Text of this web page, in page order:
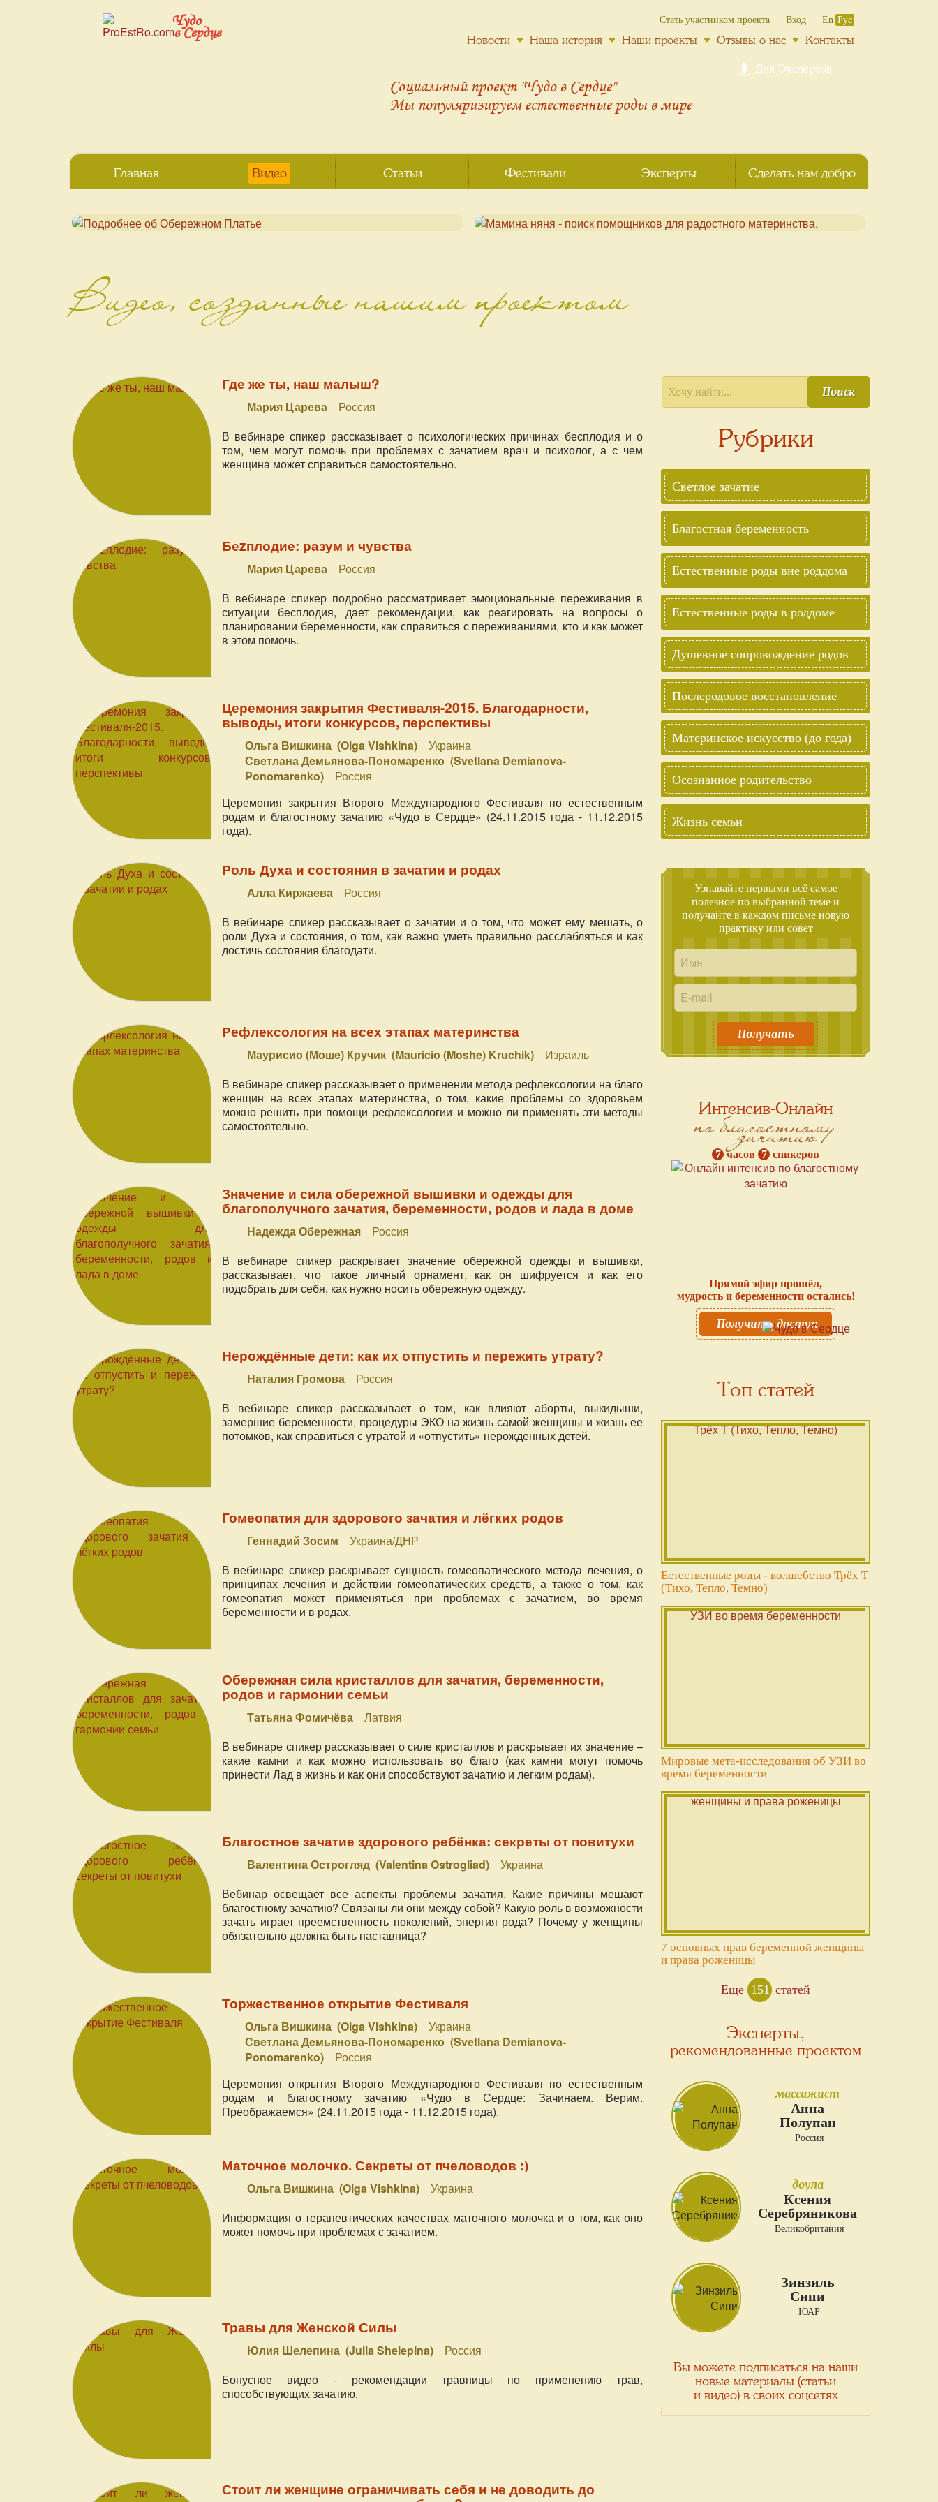
Чудо
в Сердце
Социальный проект "Чудо в Сердце"
Мы популяризируем естественные роды в мире
Видео, созданные нашим проектом
Где же ты, наш малыш?
Мария Царева
Россия
В вебинаре спикер рассказывает о психологических причинах бесплодия и о
том, чем могут помочь при проблемах с зачатием врач и психолог, а с чем
женщина может справиться самостоятельно.
Беzплодие: разум и чувства
Мария Царева
Россия
В вебинаре спикер подробно рассматривает эмоциональные переживания в
ситуации бесплодия, дает рекомендации, как реагировать на вопросы о
планировании беременности, как справиться с переживаниями, кто и как может
в этом помочь.
Церемония закрытия Фестиваля-2015. Благодарности,
выводы, итоги конкурсов, перспективы
Ольга Вишкина (Olga Vishkina)
Украина
Светлана Демьянова-Пономаренко (Svetlana Demianova-
Ponomarenko)
Россия
Церемония закрытия Второго Международного Фестиваля по естественным
родам и благостному зачатию «Чудо в Сердце» (24.11.2015 года - 11.12.2015
года).
Роль Духа и состояния в зачатии и родах
Алла Киржаева
Россия
В вебинаре спикер рассказывает о зачатии и о том, что может ему мешать, о
роли Духа и состояния, о том, как важно уметь правильно расслабляться и как
достичь состояния благодати.
Рефлексология на всех этапах материнства
Маурисио (Моше) Кручик (Mauricio (Moshe) Kruchik)
Израиль
В вебинаре спикер рассказывает о применении метода рефлексологии на благо
женщин на всех этапах материнства, о том, какие проблемы со здоровьем
можно решить при помощи рефлексологии и можно ли применять эти методы
самостоятельно.
Значение и сила обережной вышивки и одежды для
благополучного зачатия, беременности, родов и лада в доме
Надежда Обережная
Россия
В вебинаре спикер раскрывает значение обережной одежды и вышивки,
рассказывает, что такое личный орнамент, как он шифруется и как его
подобрать для себя, как нужно носить обережную одежду.
Нерождённые дети: как их отпустить и пережить утрату?
Наталия Громова
Россия
В вебинаре спикер рассказывает о том, как влияют аборты, выкидыши,
замершие беременности, процедуры ЭКО на жизнь самой женщины и жизнь ее
потомков, как справиться с утратой и «отпустить» нерожденных детей.
Гомеопатия для здорового зачатия и лёгких родов
Геннадий Зосим
Украина/ДНР
В вебинаре спикер раскрывает сущность гомеопатического метода лечения, о
принципах лечения и действии гомеопатических средств, а также о том, как
гомеопатия может применяться при проблемах с зачатием, во время
беременности и в родах.
Обережная сила кристаллов для зачатия, беременности,
родов и гармонии семьи
Татьяна Фомичёва
Латвия
В вебинаре спикер рассказывает о силе кристаллов и раскрывает их значение –
какие камни и как можно использовать во благо (как камни могут помочь
принести Лад в жизнь и как они способствуют зачатию и легким родам).
Благостное зачатие здорового ребёнка: секреты от повитухи
Валентина Острогляд (Valentina Ostrogliad)
Украина
Вебинар освещает все аспекты проблемы зачатия. Какие причины мешают
благостному зачатию? Связаны ли они между собой? Какую роль в возможности
зачать играет преемственность поколений, энергия рода? Почему у женщины
обязательно должна быть наставница?
Торжественное открытие Фестиваля
Ольга Вишкина (Olga Vishkina)
Украина
Светлана Демьянова-Пономаренко (Svetlana Demianova-
Ponomarenko)
Россия
Церемония открытия Второго Международного Фестиваля по естественным
родам и благостному зачатию «Чудо в Сердце: Зачинаем. Верим.
Преображаемся» (24.11.2015 года - 11.12.2015 года).
Маточное молочко. Секреты от пчеловодов :)
Ольга Вишкина (Olga Vishkina)
Украина
Информация о терапевтических качествах маточного молочка и о том, как оно
может помочь при проблемах с зачатием.
Травы для Женской Силы
Юлия Шелепина (Julia Shelepina)
Россия
Бонусное видео - рекомендации травницы по применению трав,
способствующих зачатию.
Стоит ли женщине ограничивать себя и не доводить до
Поиск
Рубрики
Светлое зачатие
Благостная беременность
Естественные роды вне роддома
Естественные роды в роддоме
Душевное сопровождение родов
Послеродовое восстановление
Материнское искусство (до года)
Осознанное родительство
Жизнь семьи
Узнавайте первыми всё самое
полезное по выбранной теме и
получайте в каждом письме новую
практику или совет
Получать
Интенсив-Онлайн
по благостному
зачатию
7 часов 7 спикеров
Прямой эфир прошёл,
мудрость и беременности остались!
Получить доступ
Топ статей
Естественные роды - волшебство Трёх Т
(Тихо, Тепло, Темно)
Мировые мета-исследования об УЗИ во
время беременности
7 основных прав беременной женщины
и права роженицы
Еще 151 статей
Эксперты,
рекомендованные проектом
массажист
Анна
Полупан
Россия
доула
Ксения
Серебряникова
Великобритания
Зинзиль
Сипи
ЮАР
Вы можете подписаться на наши
новые материалы (статьи
и видео) в своих соцсетях
Стать участником проекта Вход En Рус
Новости Наша история Наши проекты Отзывы о нас Контакты
Главная Видео Статьи Фестивали Эксперты Сделать нам добро
Для Экспертов